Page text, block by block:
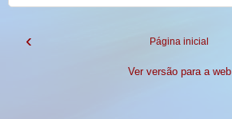
‹ Página inicial
Ver versão para a web